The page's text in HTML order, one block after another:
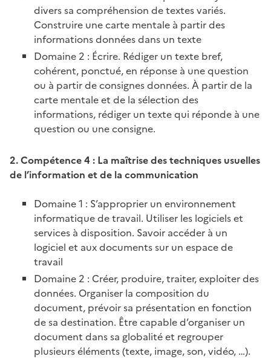
divers sa compréhension de textes variés.
Construire une carte mentale à partir des
informations données dans un texte
Domaine 2 : Écrire. Rédiger un texte bref,
cohérent, ponctué, en réponse à une question
ou à partir de consignes données. À partir de la
carte mentale et de la sélection des
informations, rédiger un texte qui réponde à une
question ou une consigne.
2. Compétence 4 : La maîtrise des techniques usuelles
de l’information et de la communication
Domaine 1 : S’approprier un environnement
informatique de travail. Utiliser les logiciels et
services à disposition. Savoir accéder à un
logiciel et aux documents sur un espace de
travail
Domaine 2 : Créer, produire, traiter, exploiter des
données. Organiser la composition du
document, prévoir sa présentation en fonction
de sa destination. Être capable d’organiser un
document dans sa globalité et regrouper
plusieurs éléments (texte, image, son, vidéo, …).